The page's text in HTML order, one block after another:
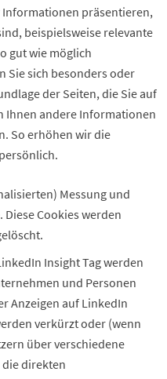
präsentieren,
beispielsweise relevante
gut wie möglich
Sie sich besonders oder
der Seiten, die Sie auf
Ihnen andere Informationen
So erhöhen wir die
Messung und
Cookies werden
Insight Tag werden
und Personen
Anzeigen auf LinkedIn
verkürzt oder (wenn
über verschiedene
die direkten